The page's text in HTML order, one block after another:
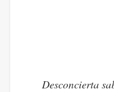
Desconcierta